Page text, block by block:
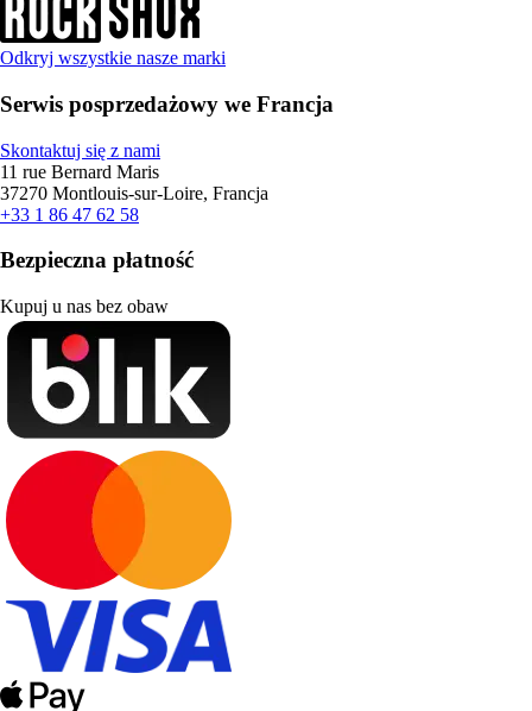
Odkryj wszystkie nasze marki
Serwis posprzedażowy we Francja
Skontaktuj się z nami
11 rue Bernard Maris
37270 Montlouis-sur-Loire, Francja
+33 1 86 47 62 58
Bezpieczna płatność
Kupuj u nas bez obaw